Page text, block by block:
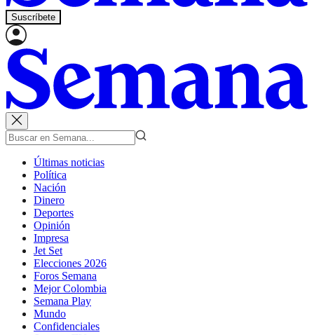
Suscríbete
Últimas noticias
Política
Nación
Dinero
Deportes
Opinión
Impresa
Jet Set
Elecciones 2026
Foros Semana
Mejor Colombia
Semana Play
Mundo
Confidenciales